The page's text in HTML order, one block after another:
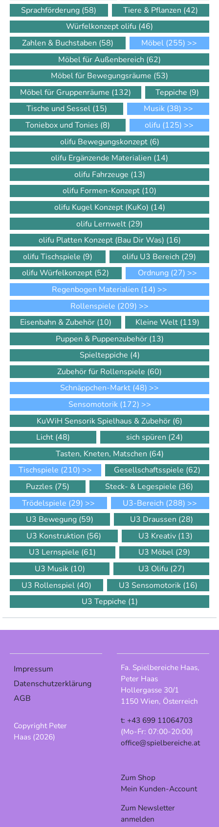
Sprachförderung (58) Tiere & Pflanzen (42)
Würfelkonzept olifu (46)
Zahlen & Buchstaben (58) Möbel (255) >>
Möbel für Außenbereich (62)
Möbel für Bewegungsräume (53)
Möbel für Gruppenräume (132) Teppiche (9)
Tische und Sessel (15) Musik (38) >>
Toniebox und Tonies (8) olifu (125) >>
olifu Bewegungskonzept (6)
olifu Ergänzende Materialien (14)
olifu Fahrzeuge (13)
olifu Formen-Konzept (10)
olifu Kugel Konzept (KuKo) (14)
olifu Lernwelt (29)
olifu Platten Konzept (Bau Dir Was) (16)
olifu Tischspiele (9) olifu U3 Bereich (29)
olifu Würfelkonzept (52) Ordnung (27) >>
Regenbogen Materialien (14) >>
Rollenspiele (209) >>
Eisenbahn & Zubehör (10) Kleine Welt (119)
Puppen & Puppenzubehör (13)
Spielteppiche (4)
Zubehör für Rollenspiele (60)
Schnäppchen-Markt (48) >>
Sensomotorik (172) >>
KuWiH Sensorik Spielhaus & Zubehör (6)
Licht (48) sich spüren (24)
Tasten, Kneten, Matschen (64)
Tischspiele (210) >> Gesellschaftsspiele (62)
Puzzles (75) Steck- & Legespiele (36)
Trödelspiele (29) >> U3-Bereich (288) >>
U3 Bewegung (59) U3 Draussen (28)
U3 Konstruktion (56) U3 Kreativ (13)
U3 Lernspiele (61) U3 Möbel (29)
U3 Musik (10) U3 Olifu (27)
U3 Rollenspiel (40) U3 Sensomotorik (16)
U3 Teppiche (1)
Impressum
Datenschutzerklärung
AGB
Copyright Peter
Haas (2026)
Fa. Spielbereiche Haas,
Peter Haas
Hollergasse 30/1
1150 Wien, Österreich
t: +43 699 11064703
(Mo-Fr: 07:00-20:00)
office@spielbereiche.at
Zum Shop
Mein Kunden-Account
Zum Newsletter
anmelden